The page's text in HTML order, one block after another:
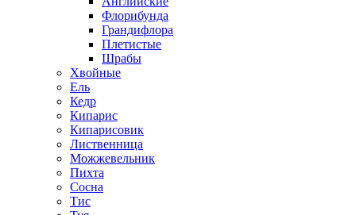
Флорибунда
Грандифлора
Плетистые
Шрабы
Хвойные
Ель
Кедр
Кипарис
Кипарисовик
Лиственница
Можжевельник
Пихта
Сосна
Тис